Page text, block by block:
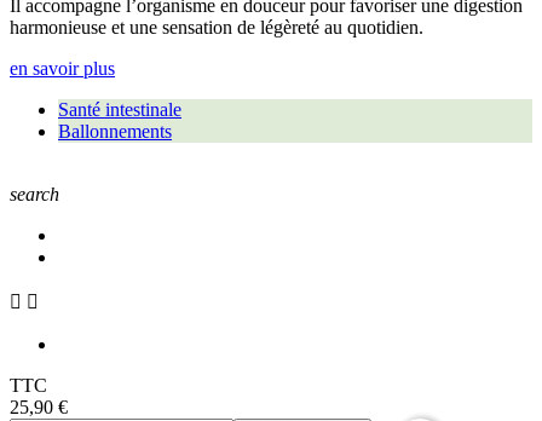
Il accompagne l’organisme en douceur pour favoriser une digestion
harmonieuse et une sensation de légèreté au quotidien.
en savoir plus
Santé intestinale
Ballonnements
search
 
TTC
25,90 €